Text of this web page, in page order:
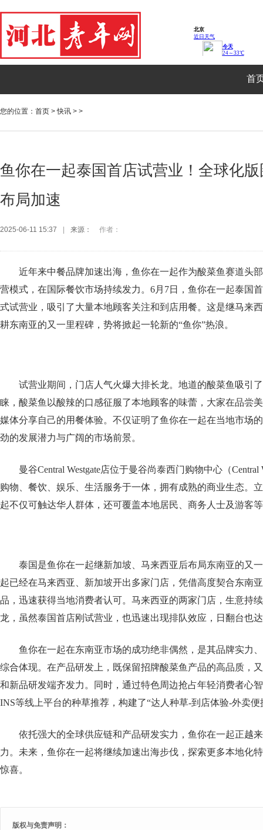
首
您的位置： 首页 >快讯 > >
鱼你在一起泰国首店试营业！全球化
布局加速
2025-06-11 15:37 来源： 作者：
近年来中餐品牌加速出海，鱼你在一起作为酸菜鱼赛道头
营模式，在国际餐饮市场持续发力。6月7日，鱼你在一起泰国首
式试营业，吸引了大量本地顾客关注和到店用餐。这是继马来
耕东南亚的又一里程碑，势将掀起一轮新的“鱼你”热浪。
试营业期间，门店人气火爆大排长龙。地道的酸菜鱼吸引
睐，酸菜鱼以酸辣的口感征服了本地顾客的味蕾，大家在品尝
媒体分享自己的用餐体验。不仅证明了鱼你在一起在当地市场
劲的发展潜力与广阔的市场前景。
曼谷Central Westgate店位于曼谷尚泰西门购物中心（Central
购物、餐饮、娱乐、生活服务于一体，拥有成熟的商业生态。
起不仅可触达华人群体，还可覆盖本地居民、商务人士及游客
泰国是鱼你在一起继新加坡、马来西亚后布局东南亚的又
起已经在马来西亚、新加坡开出多家门店，凭借高度契合东南
品，迅速获得当地消费者认可。马来西亚的两家门店，生意持
龙，虽然泰国首店刚试营业，也迅速出现排队效应，日翻台也
鱼你在一起在东南亚市场的成功绝非偶然，是其品牌实力
综合体现。在产品研发上，既保留招牌酸菜鱼产品的高品质，
和新品研发端齐发力。同时，通过特色周边抢占年轻消费者心
INS等线上平台的种草推荐，构建了“达人种草-到店体验-外卖
依托强大的全球供应链和产品研发实力，鱼你在一起正越
力。未来，鱼你在一起将继续加速出海步伐，探索更多本地化
惊喜。
版权与免责声明：